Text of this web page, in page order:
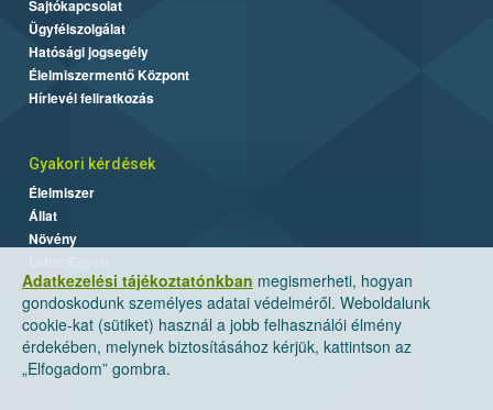
Adatkezelési tájékoztatónkban megismerheti, hogyan
gondoskodunk személyes adatai védelméről. Weboldalunk
cookie-kat (sütiket) használ a jobb felhasználói élmény
érdekében, melynek biztosításához kérjük, kattintson az
„Elfogadom” gombra.
Sajtókapcsolat
Ügyfélszolgálat
Hatósági jogsegély
Élelmiszermentő Központ
Hírlevél feliratkozás
Gyakori kérdések
Élelmiszer
Állat
Növény